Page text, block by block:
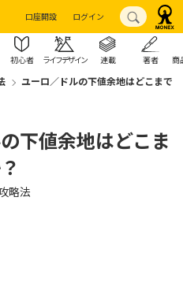
口座開設 ログイン
初心者 ライフデザイン 連載 著者 商
ユーロ／ドルの下値余地はどこまで
下値余地はどこま
略法